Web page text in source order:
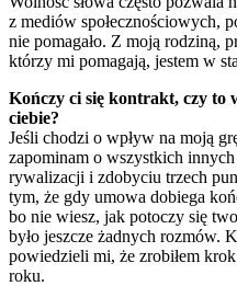
z mediów społecznościowych,
nie pomagało. Z moją rodziną,
którzy mi pomagają, jestem w
Kończy ci się kontrakt, czy to
ciebie?
Jeśli chodzi o wpływ na moją
zapominam o wszystkich
rywalizacji i zdobyciu trzech
tym, że gdy umowa dobiega
bo nie wiesz, jak potoczy się
było jeszcze żadnych rozmów.
powiedzieli mi, że zrobiłem
roku.